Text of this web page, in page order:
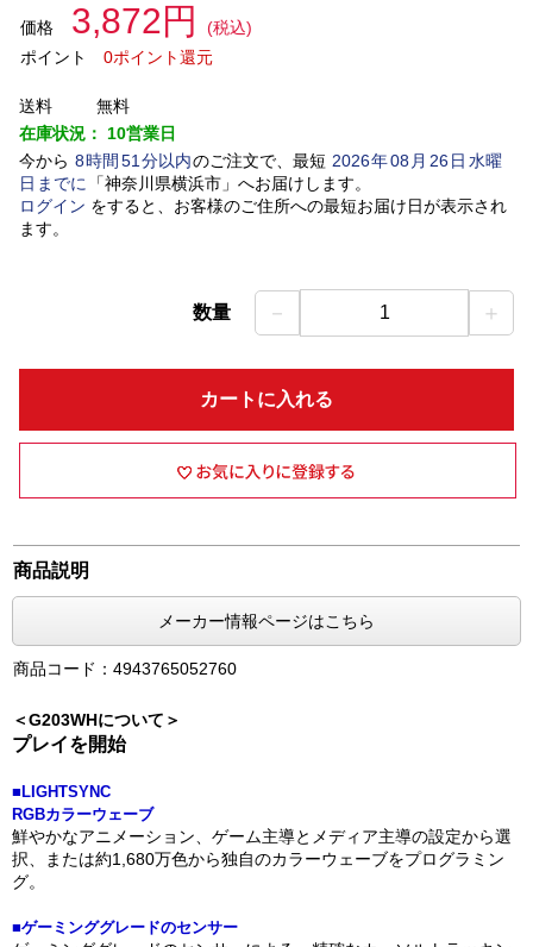
価格 3,872円
(税込)
ポイント
0ポイント還元
送料
無料
在庫状況： 10営業日
今から 8時間 51 分以内のご注文で、最短 2026年08 月 26日水曜
日 までに 「神奈川県横浜市」 へお届けします。
ログイン をすると、お客様のご住所への最短お届け日が表示され
ます。
数量 － 1 ＋
カートに入れる
商品説明
メーカー情報ページはこちら
商品コード：4943765052760
＜G203WHについて＞
プレイを開始
■LIGHTSYNC
RGBカラーウェーブ
鮮やかなアニメーション、ゲーム主導とメディア主導の設定から選
択、または約1,680万色から独自のカラーウェーブをプログラミン
グ。
■ゲーミンググレードのセンサー